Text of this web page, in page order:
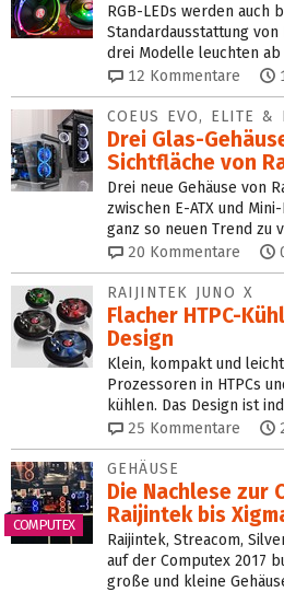
RGB-LEDs werden auch
Standardausstattung
drei Modelle leuchten
12 Kommentare
COEUS EVO, ELITE &
Drei Glas-
Sichtfläche von
Drei neue Gehäuse von
zwischen E-ATX und
ganz so neuen Trend zu
20 Kommentare
RAIJINTEK JUNO X
Flacher HTPC-
Design
Klein, kompakt und
Prozessoren in HTPCs
kühlen. Das Design ist
25 Kommentare
COMPUTEX
GEHÄUSE
Die Nachlese zur
Raijintek bis
Raijintek, Streacom,
auf der Computex 2017
große und kleine